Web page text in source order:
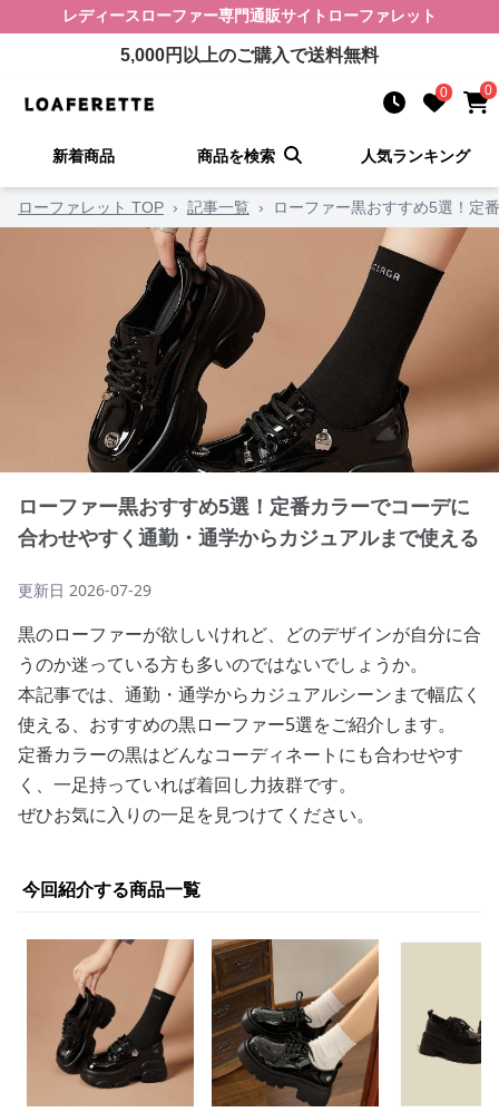
レディースローファー専門通販サイト ローファレット
5,000円以上のご購入で送料無料
0 0
新着商品 商品を検索 人気ランキング
ローファレット TOP › 記事一覧 › ローファー黒おすすめ5選！定
ローファー黒おすすめ5選！定番カラーでコーデに
合わせやすく通勤・通学からカジュアルまで使える
更新日 2026-07-29
黒のローファーが欲しいけれど、どのデザインが自分に合
うのか迷っている方も多いのではないでしょうか。
本記事では、通勤・通学からカジュアルシーンまで幅広く
使える、おすすめの黒ローファー5選をご紹介します。
定番カラーの黒はどんなコーディネートにも合わせやす
く、一足持っていれば着回し力抜群です。
ぜひお気に入りの一足を見つけてください。
今回紹介する商品一覧